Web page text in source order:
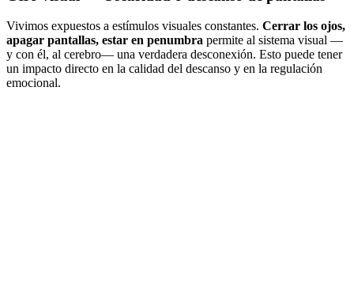
Vivimos expuestos a estímulos visuales constantes. Cerrar los ojos,
apagar pantallas, estar en penumbra permite al sistema visual —
y con él, al cerebro— una verdadera desconexión. Esto puede tener
un impacto directo en la calidad del descanso y en la regulación
emocional.